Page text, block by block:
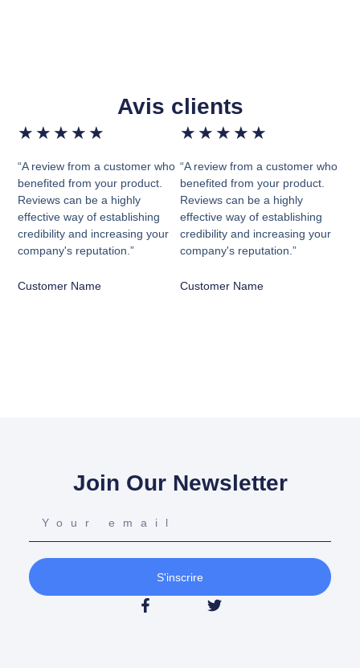
Avis clients
★ ★ ★ ★ ★
“A review from a customer who
benefited from your product.
Reviews can be a highly
effective way of establishing
credibility and increasing your
company's reputation.”
Customer Name
★ ★ ★ ★ ★
“A review from a customer who
benefited from your product.
Reviews can be a highly
effective way of establishing
credibility and increasing your
company's reputation.”
Customer Name
Join Our Newsletter
S'inscrire